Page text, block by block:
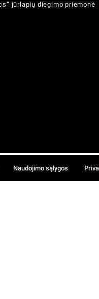
jūrlapių diegimo priemonė
Naudojimo sąlygos